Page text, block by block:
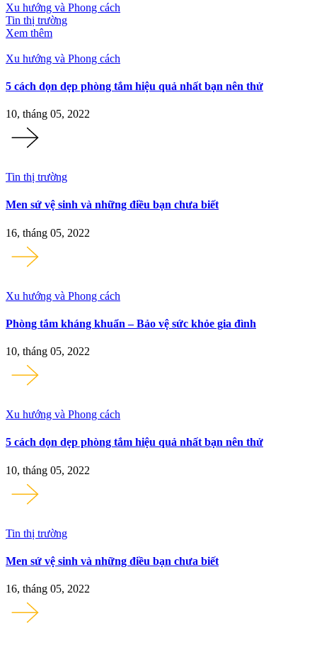
Xu hướng và Phong cách
Tin thị trường
Xem thêm
Xu hướng và Phong cách
5 cách dọn dẹp phòng tắm hiệu quả nhất bạn nên thử
10, tháng 05, 2022
Tin thị trường
Men sứ vệ sinh và những điều bạn chưa biết
16, tháng 05, 2022
Xu hướng và Phong cách
Phòng tắm kháng khuẩn – Bảo vệ sức khỏe gia đình
10, tháng 05, 2022
Xu hướng và Phong cách
5 cách dọn dẹp phòng tắm hiệu quả nhất bạn nên thử
10, tháng 05, 2022
Tin thị trường
Men sứ vệ sinh và những điều bạn chưa biết
16, tháng 05, 2022